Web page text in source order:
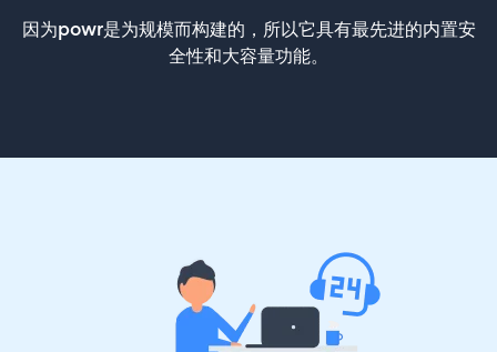
因为powr是为规模而构建的，所以它具有最先进的内置安
全性和大容量功能。